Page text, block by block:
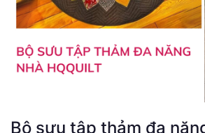
Bộ sưu tập thảm đa